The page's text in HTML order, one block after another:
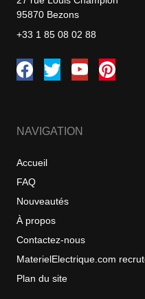
95870 Bezons
+33 1 85 08 02 88
NAVIGATION
Accueil
FAQ
Nouveautés
À propos
Contactez-nous
MaterielElectrique.com
Plan du site